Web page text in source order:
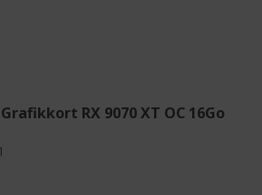
RX 9070 XT OC 16Go